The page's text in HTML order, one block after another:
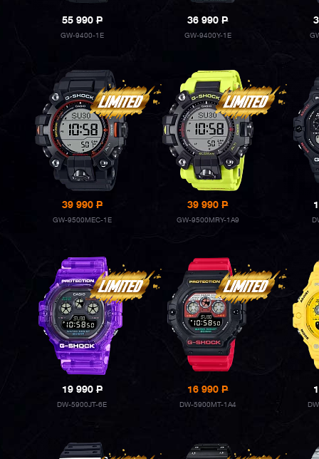
55 990P
GW-9400-1E
36 990P
GW-9400Y-1E
39 990P
GW-9500MEC-1E
39 990P
GW-9500MRY-1A9
19 990P
DW-5900JT-6E
16 990P
DW-5900MT-1A4